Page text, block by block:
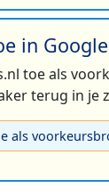
in Google
toe als
terug in je
als